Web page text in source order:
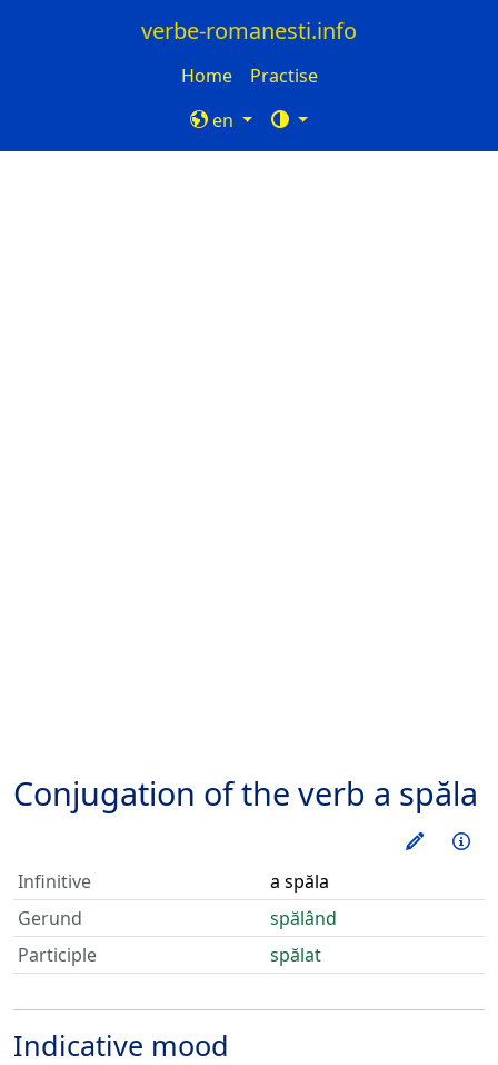
verbe-romanesti.info
Home
Practise
en
Conjugation of the verb a spăla
Train
Infinitive
a spăla
Gerund
spălând
Participle
spălat
Indicative mood